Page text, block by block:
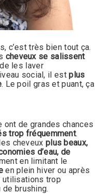
c’est très bien tout ça.
cheveux se salissent
les laver
social, il estplus
. Le poil gras et puant, ça
de grandes chances
trop fréquemment.
cheveux plus beaux,
d’eau, de
en limitant le
en plein hiver ou après
utilisations trop
brushing.